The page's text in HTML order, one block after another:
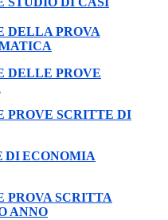
DELLA PROVA
DELLE PROVE
PROVE SCRITTE DI
DI ECONOMIA
SCRITTA
ANNO